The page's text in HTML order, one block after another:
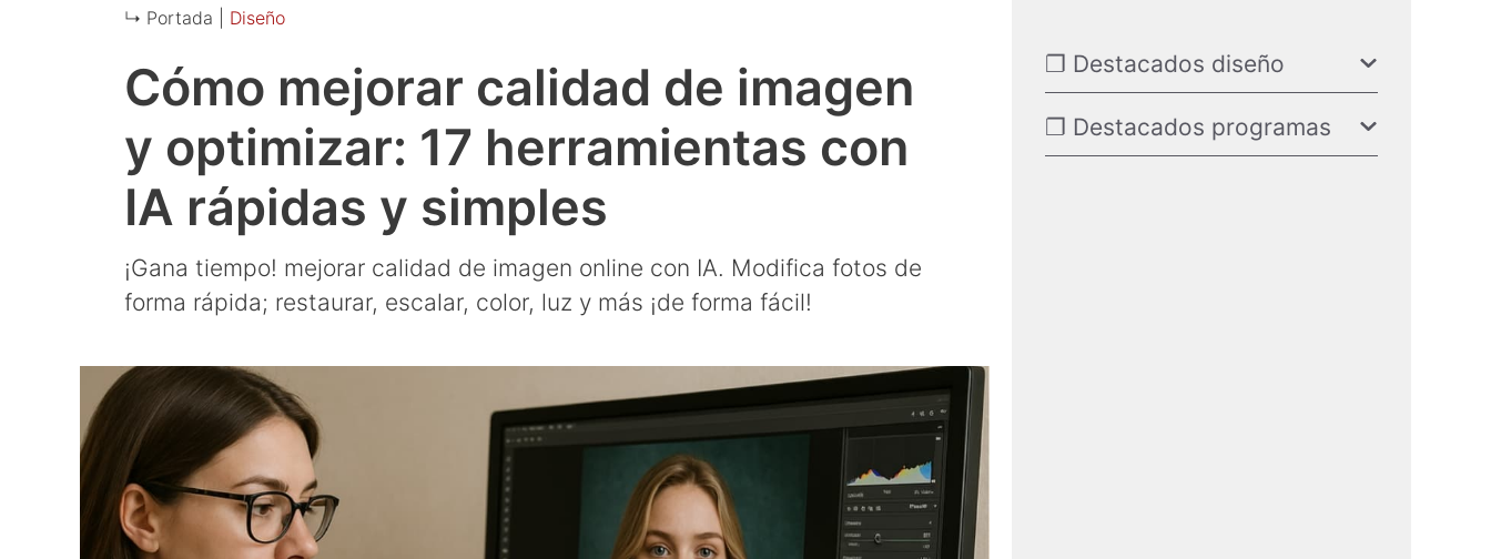
↳ Portada | Diseño
Cómo mejorar calidad de imagen
y optimizar: 17 herramientas con
IA rápidas y simples
¡Gana tiempo! mejorar calidad de imagen online con IA. Modifica fotos de
forma rápida; restaurar, escalar, color, luz y más ¡de forma fácil!
❐ Destacados diseño
❐ Destacados programas